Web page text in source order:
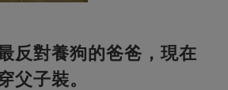
反對養狗的爸爸，現在
父子裝。